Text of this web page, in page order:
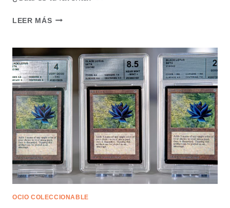
LEER MÁSLOS
LOST
CAVERNS
OF
IXALAN
OCIO COLECCIONABLE